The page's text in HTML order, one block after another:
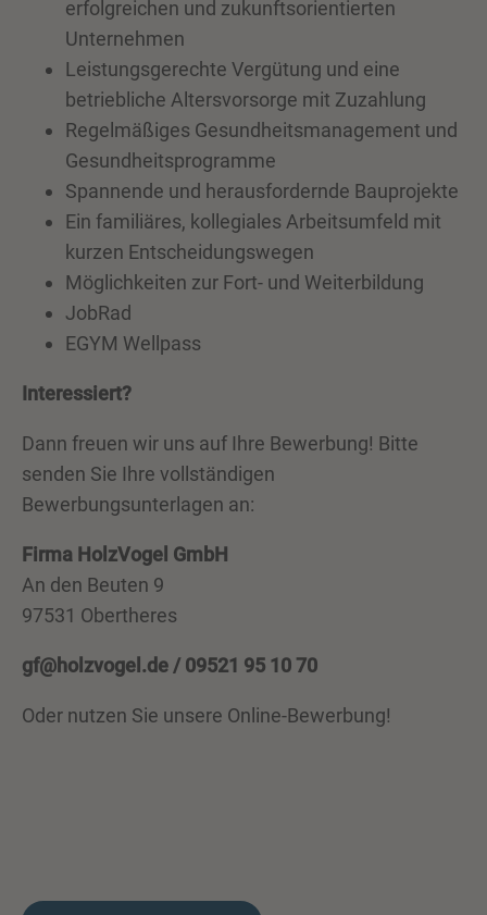
erfolgreichen und zukunftsorientierten
Unternehmen
Leistungsgerechte Vergütung und eine
betriebliche Altersvorsorge mit Zuzahlung
Regelmäßiges Gesundheitsmanagement und
Gesundheitsprogramme
Spannende und herausfordernde Bauprojekte
Ein familiäres, kollegiales Arbeitsumfeld mit
kurzen Entscheidungswegen
Möglichkeiten zur Fort- und Weiterbildung
JobRad
EGYM Wellpass
Interessiert?
Dann freuen wir uns auf Ihre Bewerbung! Bitte
senden Sie Ihre vollständigen
Bewerbungsunterlagen an:
Firma HolzVogel GmbH
An den Beuten 9
97531 Obertheres
gf@holzvogel.de / 09521 95 10 70
Oder nutzen Sie unsere Online-Bewerbung!